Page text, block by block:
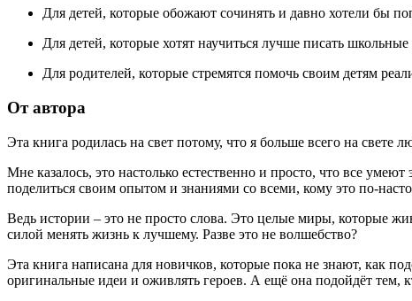
Для детей, которые обожают сочинять и давно хотели бы
Для детей, которые хотят научиться лучше писать
Для родителей, которые стремятся помочь своим детям
От автора
Эта книга родилась на свет потому, что я больше всего на свете
Мне казалось, это настолько естественно и просто, что все
поделиться своим опытом и знаниями со всеми, кому это по-
Ведь истории – это не просто слова. Это целые миры, которые
силой менять жизнь к лучшему. Разве это не волшебство?
Эта книга написана для новичков, которые пока не знают, как
оригинальные идеи и оживлять героев. А ещё она подойдёт тем,